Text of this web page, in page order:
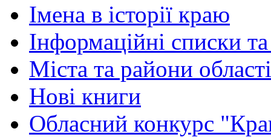
Імена в історії краю
Інформаційні списки
Міста та райони області
Нові книги
Обласний конкурс